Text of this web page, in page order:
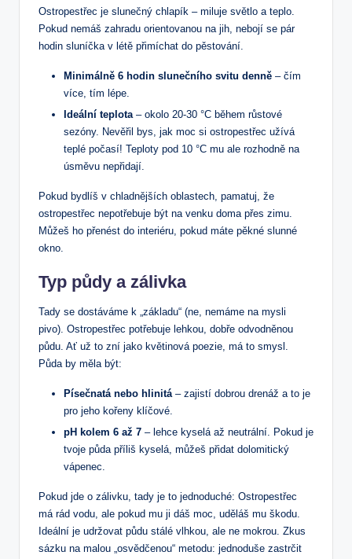
Ostropestřec je slunečný chlapík – miluje světlo a teplo.
Pokud nemáš zahradu orientovanou na jih, nebojí se pár
hodin sluníčka v létě přimíchat do pěstování.
Minimálně 6 hodin slunečního svitu denně – čím
více, tím lépe.
Ideální teplota– okolo 20-30 °C během růstové
sezóny. Nevěřil bys, jak moc si ostropestřec užívá
teplé počasí! Teploty pod 10 °C mu ale rozhodně na
úsměvu nepřidají.
Pokud bydlíš v chladnějších oblastech, pamatuj, že
ostropestřec nepotřebuje být na venku doma přes zimu.
Můžeš ho přenést do interiéru, pokud máte pěkné slunné
okno.
Typ půdy a zálivka
Tady se dostáváme k „základu“ (ne, nemáme na mysli
pivo). Ostropestřec potřebuje lehkou, dobře odvodněnou
půdu. Ať už to zní jako květinová poezie, má to smysl.
Půda by měla být:
Písečnatá nebo hlinitá– zajistí dobrou drenáž a to je
pro jeho kořeny klíčové.
pH kolem 6 až 7 – lehce kyselá až neutrální. Pokud je
tvoje půda příliš kyselá, můžeš přidat dolomitický
vápenec.
Pokud jde o zálivku, tady je to jednoduché: Ostropestřec
má rád vodu, ale pokud mu ji dáš moc, uděláš mu škodu.
Ideální je udržovat půdu stálé vlhkou, ale ne mokrou. Zkus
sázku na malou „osvědčenou“ metodu: jednoduše zastrčit